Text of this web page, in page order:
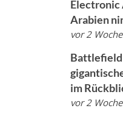
Electronic
Arabien
vor 2
Battlefield
im
vor 2